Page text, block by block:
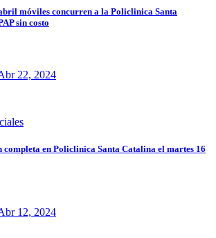
móviles concurren a la Policlinica Santa
sin costo
22, 2024
completa en Policlinica Santa Catalina el martes 16
12, 2024